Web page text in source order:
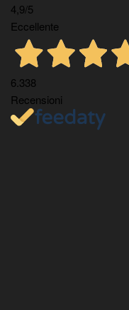
4,9/5
Eccellente
6.338
Recensioni